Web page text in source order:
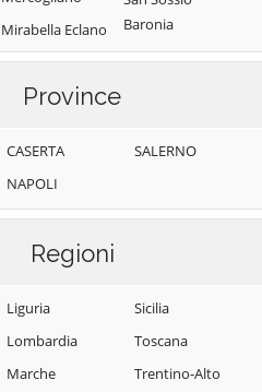
Mirabella Eclano
Montaguto
Montecalvo
Montefalcione
Monteforte
Irpino
Montefredane
Montella
Montemarano
Montemiletto
Baronia
Sant'Andrea di
Serino
Santa Paolina
Santo Stefano
Province
CASERTA
NAPOLI
SALERNO
Regioni
Liguria
Lombardia
Marche
Sicilia
Toscana
Trentino-Alto